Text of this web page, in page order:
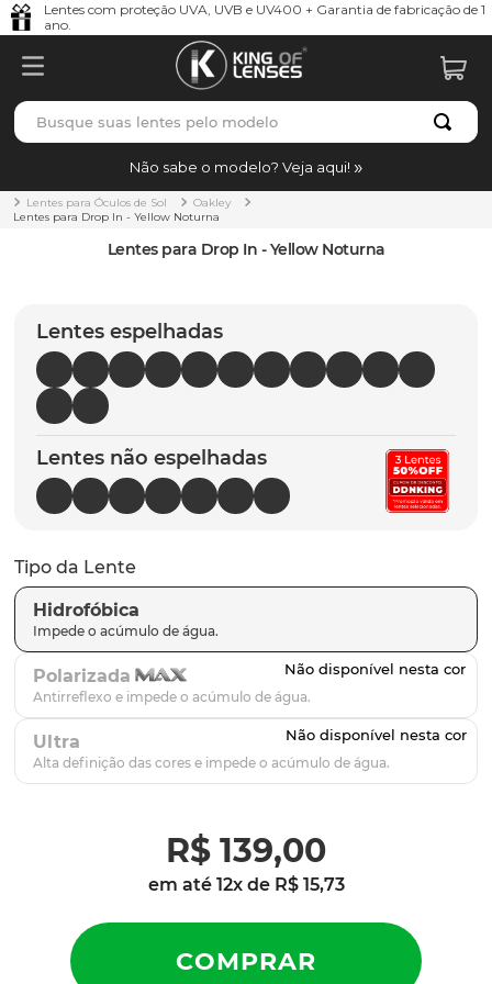
Lentes com proteção UVA, UVB e UV400 + Garantia de fabricação de 1
ano.
Busque suas lentes pelo modelo
Não sabe o modelo? Veja aqui!
Lentes para Óculos de Sol
Oakley
Lentes para Drop In - Yellow Noturna
Lentes para Drop In - Yellow Noturna
Lentes espelhadas
Lentes não espelhadas
Tipo da Lente
Hidrofóbica
Polarizada
Ultra
R$ 139,00
em até 12x de R$ 15,73
TERMOS MAIS BUSCADOS
1º borrachas
holbrook
5º chaves
6º t-shock
7º latch
8º gasket
9º parafusos